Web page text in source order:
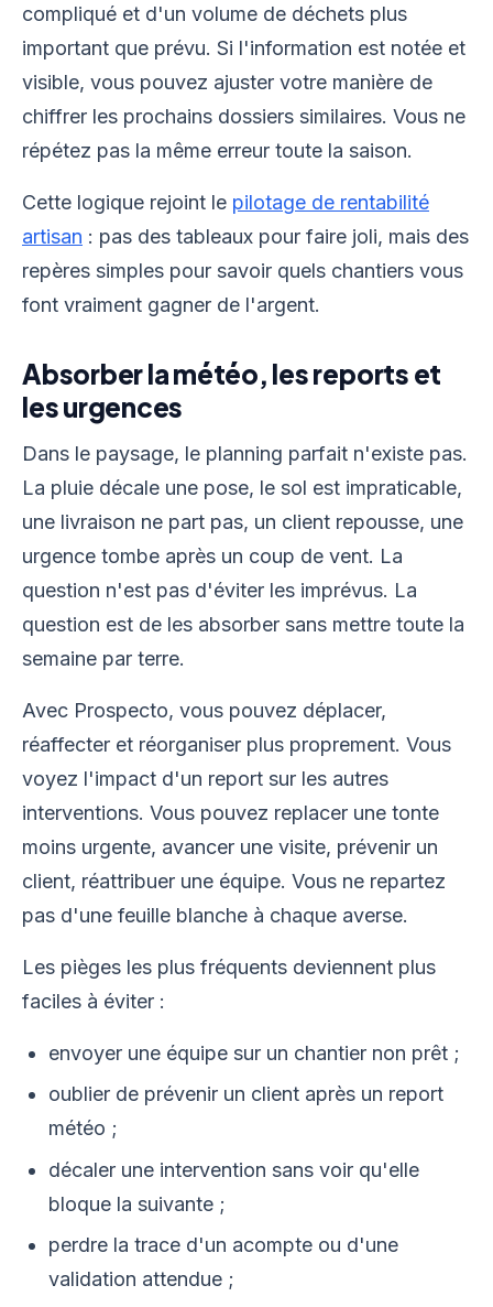
compliqué et d'un volume de déchets plus
important que prévu. Si l'information est notée et
visible, vous pouvez ajuster votre manière de
chiffrer les prochains dossiers similaires. Vous ne
répétez pas la même erreur toute la saison.
Cette logique rejoint le pilotage de rentabilité
artisan : pas des tableaux pour faire joli, mais des
repères simples pour savoir quels chantiers vous
font vraiment gagner de l'argent.
Absorber la météo, les reports et
les urgences
Dans le paysage, le planning parfait n'existe pas.
La pluie décale une pose, le sol est impraticable,
une livraison ne part pas, un client repousse, une
urgence tombe après un coup de vent. La
question n'est pas d'éviter les imprévus. La
question est de les absorber sans mettre toute la
semaine par terre.
Avec Prospecto, vous pouvez déplacer,
réaffecter et réorganiser plus proprement. Vous
voyez l'impact d'un report sur les autres
interventions. Vous pouvez replacer une tonte
moins urgente, avancer une visite, prévenir un
client, réattribuer une équipe. Vous ne repartez
pas d'une feuille blanche à chaque averse.
Les pièges les plus fréquents deviennent plus
faciles à éviter :
envoyer une équipe sur un chantier non prêt ;
oublier de prévenir un client après un report
météo ;
décaler une intervention sans voir qu'elle
bloque la suivante ;
perdre la trace d'un acompte ou d'une
validation attendue ;